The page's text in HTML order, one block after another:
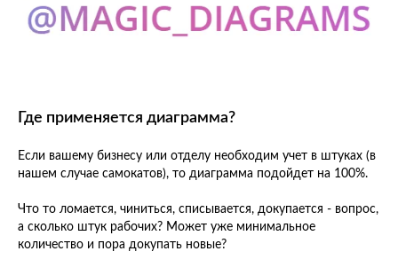
Где применяется диаграмма?
Если вашему бизнесу или отделу необходим учет в штуках (в
нашем случае самокатов), то диаграмма подойдет на 100%.
Что то ломается, чиниться, списывается, докупается - вопрос,
а сколько штук рабочих? Может уже минимальное
количество и пора докупать новые?